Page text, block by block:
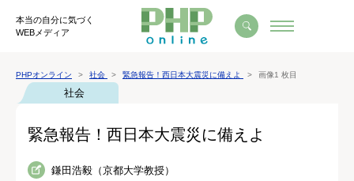
本当の自分に気づく
WEBメディア
PHPオンライン 社会 緊急報告！西日本大震災に備えよ 画像1 枚目
社会
緊急報告！西日本大震災に備えよ
鎌田浩毅（京都大学教授）